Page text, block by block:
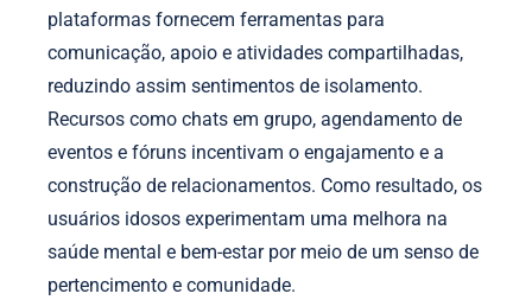
plataformas fornecem ferramentas para
comunicação, apoio e atividades compartilhadas,
reduzindo assim sentimentos de isolamento.
Recursos como chats em grupo, agendamento de
eventos e fóruns incentivam o engajamento e a
construção de relacionamentos. Como resultado, os
usuários idosos experimentam uma melhora na
saúde mental e bem-estar por meio de um senso de
pertencimento e comunidade.